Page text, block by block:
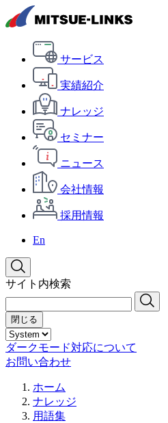
サービス
実績紹介
ナレッジ
セミナー
ニュース
会社情報
採用情報
En
サイト内検索
閉じる
ダークモード対応について
お問い合わせ
ホーム
ナレッジ
用語集